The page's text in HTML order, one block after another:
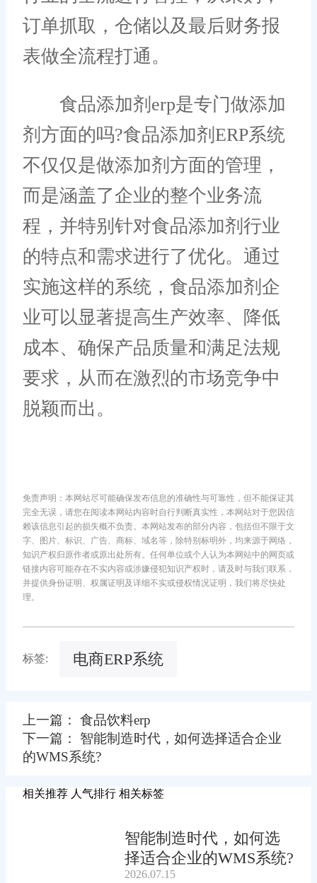
订单抓取，仓储以及最后财务报
表做全流程打通。
食品添加剂erp是专门做添加
剂方面的吗?食品添加剂ERP系统
不仅仅是做添加剂方面的管理，
而是涵盖了企业的整个业务流
程，并特别针对食品添加剂行业
的特点和需求进行了优化。通过
实施这样的系统，食品添加剂企
业可以显著提高生产效率、降低
成本、确保产品质量和满足法规
要求，从而在激烈的市场竞争中
脱颖而出。
免责声明：本网站尽可能确保发布信息的准确性与可靠性，但不能保证其
完全无误，请您在阅读本网站内容时自行判断真实性，本网站对于您因信
赖该信息引起的损失概不负责。本网站发布的部分内容，包括但不限于文
字、图片、标识、广告、商标、域名等，除特别标明外，均来源于网络，
知识产权归原作者或原出处所有。任何单位或个人认为本网站中的网页或
链接内容可能存在不实内容或涉嫌侵犯知识产权时，请及时与我们联系，
并提供身份证明、权属证明及详细不实或侵权情况证明，我们将尽快处
理。
标签: 电商ERP系统
上一篇： 食品饮料erp
下一篇： 智能制造时代，如何选择适合企业
的WMS系统?
相关推荐 人气排行 相关标签
智能制造时代，如何选
择适合企业的WMS系统?
2026.07.15